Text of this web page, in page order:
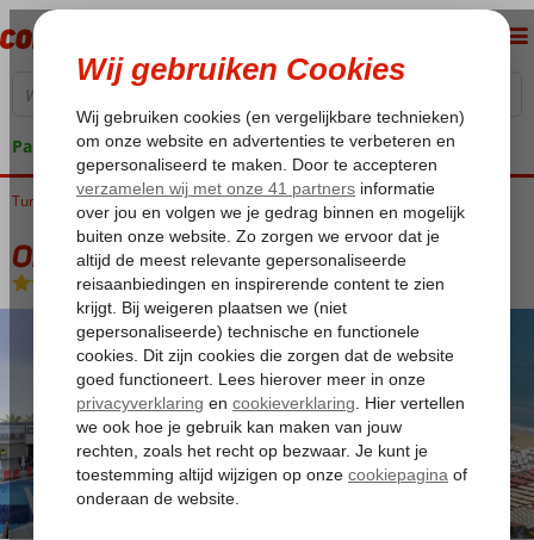
Pakketgarantie
Home
Turkije Turkse Riviera Side Evrenseki Orange Palace Side
Orange Palace Side
All Inclusive-Hotel